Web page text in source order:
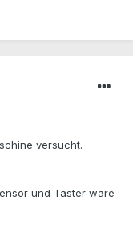
versucht.
und Taster wäre